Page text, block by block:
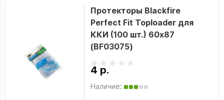
Протекторы Blackfire
Perfect Fit Toploader для
ККИ (100 шт.) 60х87
(BF03075)
4 р.
Наличие: